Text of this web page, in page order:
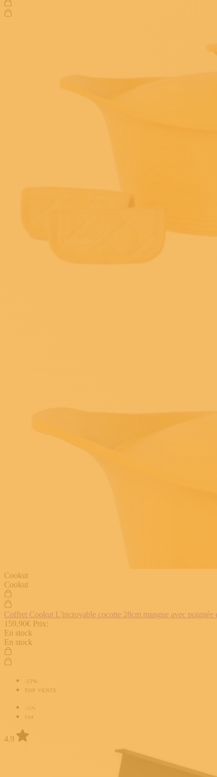
Cookut
Cookut
Coffret Cookut L'incroyable cocotte 28cm mangue avec
159,90€ Prix:
En stock
En stock
-22%
TOP VENTE
-22%
TOP
4.9